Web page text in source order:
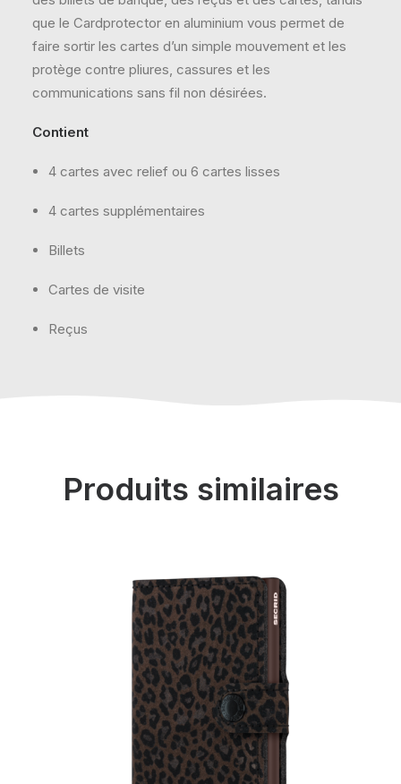
que le Cardprotector en aluminium vous permet de
faire sortir les cartes d’un simple mouvement et les
protège contre pliures, cassures et les
communications sans fil non désirées.
Contient
4 cartes avec relief ou 6 cartes lisses
4 cartes supplémentaires
Billets
Cartes de visite
Reçus
Produits similaires